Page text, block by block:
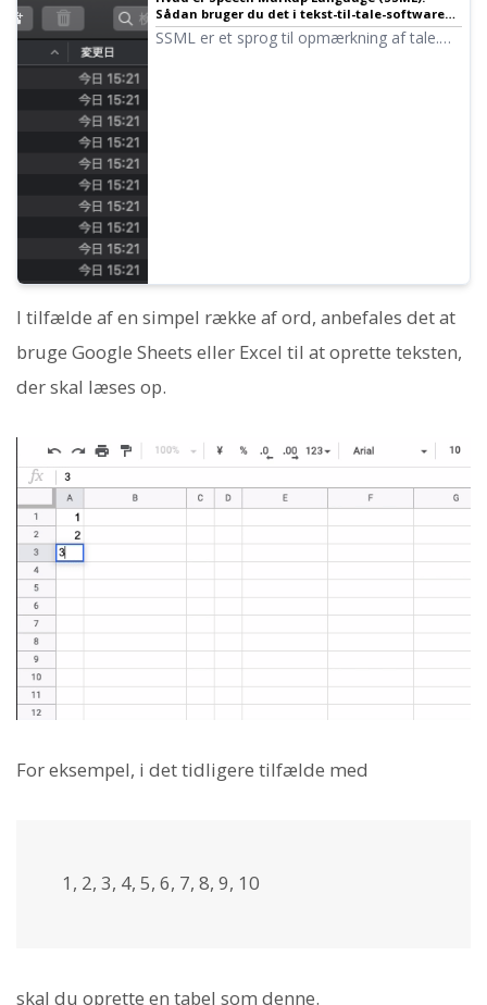
Sådan bruger du det i tekst-til-tale-software
og en liste over vigtige koder. | Tekst-til-tale-
software Ondoku
SSML er et sprog til opmærkning af tale.
I tilfælde af en simpel række af ord, anbefales det at
bruge Google Sheets eller Excel til at oprette teksten,
der skal læses op.
For eksempel, i det tidligere tilfælde med
1, 2, 3, 4, 5, 6, 7, 8, 9, 10
skal du oprette en tabel som denne.